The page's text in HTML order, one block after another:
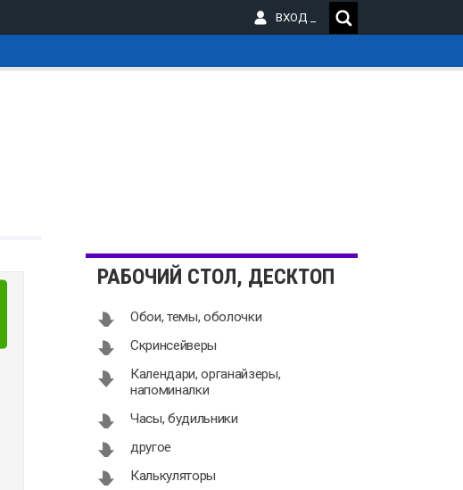
ВХОД
РАБОЧИЙ СТОЛ, ДЕСКТОП
Обои, темы, оболочки
Скринсейверы
Календари, органайзеры,
напоминалки
Часы, будильники
другое
Калькуляторы